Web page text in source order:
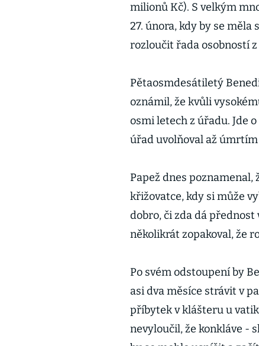
milionů Kč). S velkým
27. února, kdy by se
rozloučit řada osobností z
Pětaosmdesátiletý
oznámil, že kvůli
osmi letech z úřadu. Jde
úřad uvolňoval až
Papež dnes poznamenal,
křižovatce, kdy si může
dobro, či zda dá
několikrát zopakoval, že
Po svém odstoupení by
asi dva měsíce strávit v
příbytek v klášteru u
nevyloučil, že konkláve -